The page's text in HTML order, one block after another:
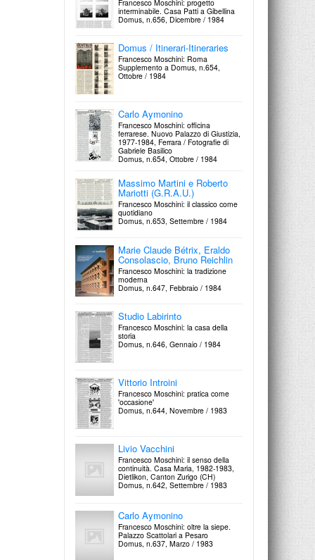
Sperimentava la distruzione del
'nuovo' nella Vienna capitale del
Piero Dorazio
Costruire, n.105 / 1978
Costruire, n.104 / 1978
Giulio Turcato
Alvar Aalto
Costruire, n.100 / 1977
Francesco Moschini: progetto
interminabile. Casa Patti a Gibellina
Domus, n.656, Dicembre / 1984
Domus / Itinerari-Itineraries
Francesco Moschini: Roma
Supplemento a Domus, n.654,
Ottobre / 1984
Carlo Aymonino
Francesco Moschini: officina
ferrarese. Nuovo Palazzo di Giustizia,
1977-1984, Ferrara / Fotografie di
Gabriele Basilico
Domus, n.654, Ottobre / 1984
Massimo Martini e Roberto
Mariotti (G.R.A.U.)
Francesco Moschini: il classico come
quotidiano
Domus, n.653, Settembre / 1984
Marie Claude Bétrix, Eraldo
Consolascio, Bruno Reichlin
Francesco Moschini: la tradizione
moderna
Domus, n.647, Febbraio / 1984
Studio Labirinto
Francesco Moschini: la casa della
storia
Domus, n.646, Gennaio / 1984
Vittorio Introini
Francesco Moschini: pratica come
'occasione'
Domus, n.644, Novembre / 1983
Livio Vacchini
Francesco Moschini: il senso della
continuità. Casa Maria, 1982-1983,
Dietlikon, Canton Zurigo (CH)
Domus, n.642, Settembre / 1983
Carlo Aymonino
Francesco Moschini: oltre la siepe.
Palazzo Scattolari a Pesaro
Domus, n.637, Marzo / 1983